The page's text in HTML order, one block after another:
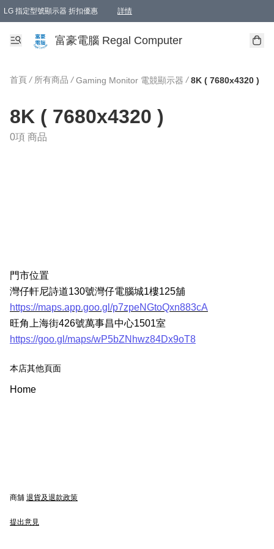
LG 指定型號顯示器 折扣優惠 詳情
富豪電腦 Regal Computer
首頁 / 所有商品 / Gaming Monitor 電競顯示器 / 8K ( 7680x4320 )
8K ( 7680x4320 )
0項 商品
門市位置
灣仔軒尼詩道130號灣仔電腦城1樓125舖
https://maps.app.goo.gl/p7zpeNGtoQxn883cA
旺角上海街426號萬事昌中心1501室
https://goo.gl/maps/wP5bZNhwz84Dx9oT8
本店其他頁面
Home
商舖 退貨及退款政策
提出意見